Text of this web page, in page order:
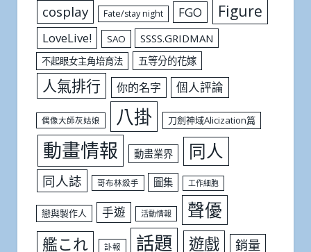
cosplay Fate/stay night FGO Figure
LoveLive! SAO SSSS.GRIDMAN
不起眼女主角培育法 五等分的花嫁
人氣排行 你的名字 個人評論
偶像大師灰姑娘 八掛 刀劍神域Alicization篇
動畫情報 動畫業界 同人
同人誌 哥布林殺手 圖集 工作細胞
戀與製作人 手遊 活動情報 聲優
艦これ 訃報 話題 遊戲 銷量